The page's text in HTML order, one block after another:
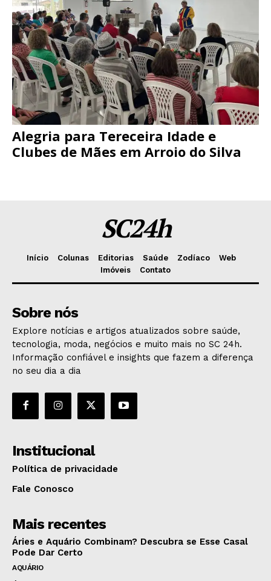
Alegria para Tereceira Idade e
Clubes de Mães em Arroio do Silva
SC24h
Início Colunas Editorias Saúde Zodíaco
Web
Imóveis
Contato
Sobre nós
Explore notícias e artigos atualizados sobre saúde,
tecnologia, moda, negócios e muito mais no SC 24h.
Informação confiável e insights que fazem a diferença
no seu dia a dia
Institucional
Política de privacidade
Fale Conosco
Mais recentes
Áries e Aquário Combinam? Descubra se Esse Casal
Pode Dar Certo
AQUÁRIO